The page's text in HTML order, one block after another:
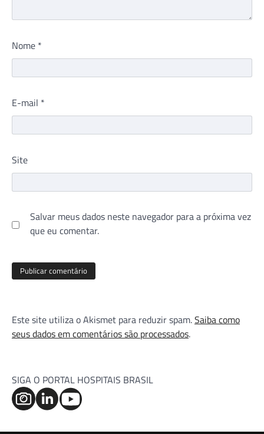
Nome *
E-mail *
Site
Salvar meus dados neste navegador para a próxima vez
que eu comentar.
Este site utiliza o Akismet para reduzir spam.Saiba como
seus dados em comentários são processados.
SIGA O PORTAL HOSPITAIS BRASIL